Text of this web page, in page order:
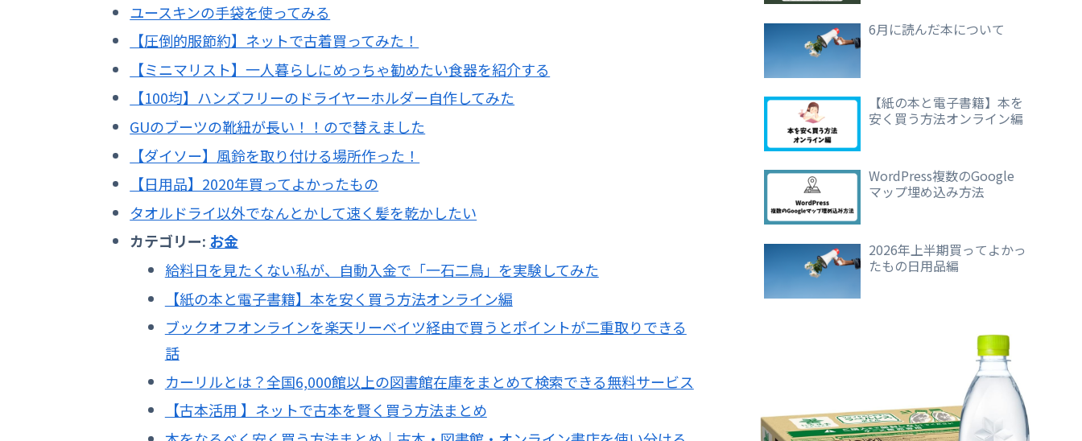
ユースキンの手袋を使ってみる
【圧倒的服節約】ネットで古着買ってみた！
【ミニマリスト】一人暮らしにめっちゃ勧めたい食器を紹介する
【100均】ハンズフリーのドライヤーホルダー自作してみた
GUのブーツの靴紐が長い！！ので替えました
【ダイソー】風鈴を取り付ける場所作った！
【日用品】2020年買ってよかったもの
タオルドライ以外でなんとかして速く髪を乾かしたい
カテゴリー: お金
給料日を見たくない私が、自動入金で「一石二鳥」を実験してみた
【紙の本と電子書籍】本を安く買う方法オンライン編
ブックオフオンラインを楽天リーベイツ経由で買うとポイントが二重取りできる
話
カーリルとは？全国6,000館以上の図書館在庫をまとめて検索できる無料サービス
【古本活用 】ネットで古本を賢く買う方法まとめ
6月に読んだ本について
【紙の本と電子書籍】本を
安く買う方法オンライン編
WordPress複数のGoogle
マップ埋め込み方法
2026年上半期買ってよかっ
たもの日用品編